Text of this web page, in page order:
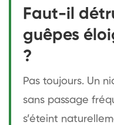
Faut-il
guêpes
?
Pas toujours. Un
sans passage
s’éteint